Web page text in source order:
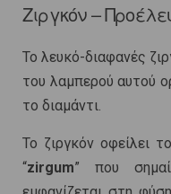
Ζιργκόν –
Το λευκό-διαφανές
του λαμπερού αυτού
το διαμάντι.
Το ζιργκόν οφείλει
“zirgum” που